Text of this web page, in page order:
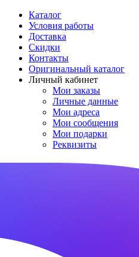
Каталог
Условия работы
Доставка
Скидки
Контакты
Оригинальный каталог
Личный кабинет
Мои заказы
Личные данные
Мои адреса
Мои сообщения
Мои подарки
Реквизиты